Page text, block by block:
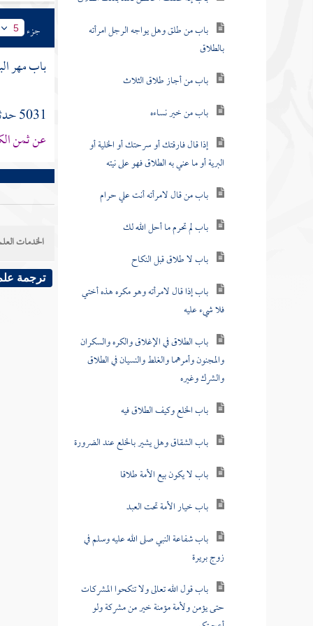
باب من طلق وهل يواجه الرجل امرأته
بالطلاق
باب من أجاز طلاق الثلاث
باب من خير نساءه
إذا قال فارقتك أو سرحتك أو الخلية أو
البرية أو ما عني به الطلاق فهو على نيته
باب من قال لامرأته أنت علي حرام
باب لم تحرم ما أحل الله لك
باب لا طلاق قبل النكاح
باب إذا قال لامرأته وهو مكره هذه أختي
فلا شيء عليه
باب الطلاق في الإغلاق والكره والسكران
والمجنون وأمرهما والغلط والنسيان في الطلاق
والشرك وغيره
باب الخلع وكيف الطلاق فيه
باب الشقاق وهل يشير بالخلع عند الضرورة
باب لا يكون بيع الأمة طلاقا
باب خيار الأمة تحت العبد
باب شفاعة النبي صلى الله عليه وسلم في
زوج بريرة
باب قول الله تعالى ولا تنكحوا المشركات
حتى يؤمن ولأمة مؤمنة خير من مشركة ولو
جزء 5
باب مهر
5031 حدثنا
عن ثمن
الخدمات
ترجمة